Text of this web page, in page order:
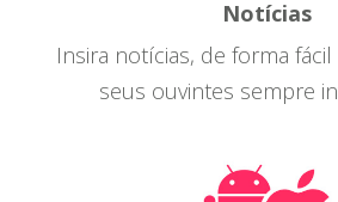
Notícias
Insira notícias, de forma
seus ouvintes sempre